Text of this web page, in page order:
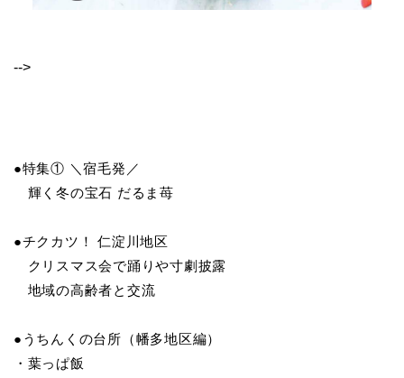
-->
●特集① ＼宿毛発／
輝く冬の宝石 だるま苺
●チクカツ！ 仁淀川地区
クリスマス会で踊りや寸劇披露
地域の高齢者と交流
●うちんくの台所（幡多地区編）
・葉っぱ飯